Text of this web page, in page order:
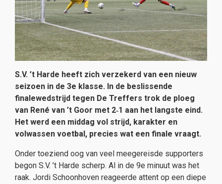
S.V. ’t Harde heeft zich verzekerd van een nieuw
seizoen in de 3e klasse. In de beslissende
finalewedstrijd tegen De Treffers trok de ploeg
van René van ’t Goor met 2‑1 aan het langste eind.
Het werd een middag vol strijd, karakter en
volwassen voetbal, precies wat een finale vraagt.
Onder toeziend oog van veel meegereisde supporters
begon S.V. ’t Harde scherp. Al in de 9e minuut was het
raak. Jordi Schoonhoven reageerde attent op een diepe